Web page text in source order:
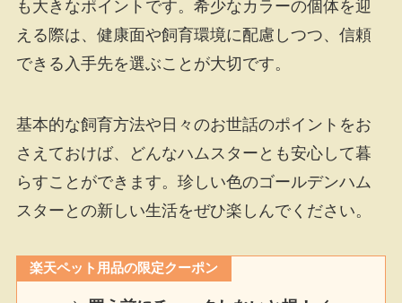
も大きなポイントです。希少なカラーの個体を迎
える際は、健康面や飼育環境に配慮しつつ、信頼
できる入手先を選ぶことが大切です。
基本的な飼育方法や日々のお世話のポイントをお
さえておけば、どんなハムスターとも安心して暮
らすことができます。珍しい色のゴールデンハム
スターとの新しい生活をぜひ楽しんでください。
楽天ペット用品の限定クーポン